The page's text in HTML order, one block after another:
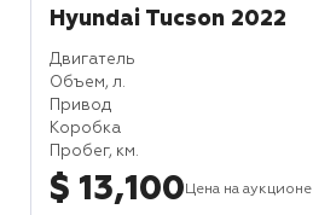
Hyundai Tucson 2022
Двигатель
Объем, л.
Привод
Коробка
Пробег, км.
$ 13,100 Цена на аукционе